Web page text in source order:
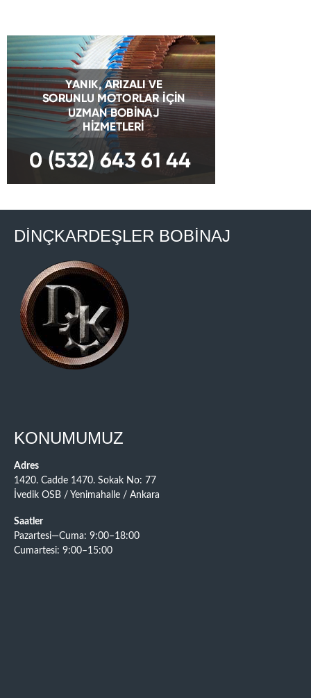
DİNÇKARDEŞLER BOBİNAJ
KONUMUMUZ
Adres
1420. Cadde 1470. Sokak No: 77
İvedik OSB / Yenimahalle / Ankara
Saatler
Pazartesi—Cuma: 9:00–18:00
Cumartesi: 9:00–15:00